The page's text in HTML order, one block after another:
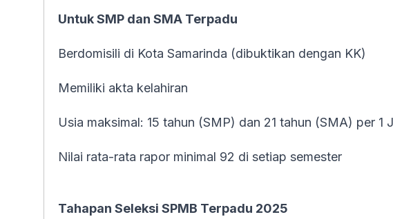
Untuk SMP dan SMA Terpadu
Berdomisili di Kota Samarinda (dibuktikan dengan KK)
Memiliki akta kelahiran
Usia maksimal: 15 tahun (SMP) dan 21 tahun (SMA) per 1
Nilai rata-rata rapor minimal 92 di setiap semester
Tahapan Seleksi SPMB Terpadu 2025